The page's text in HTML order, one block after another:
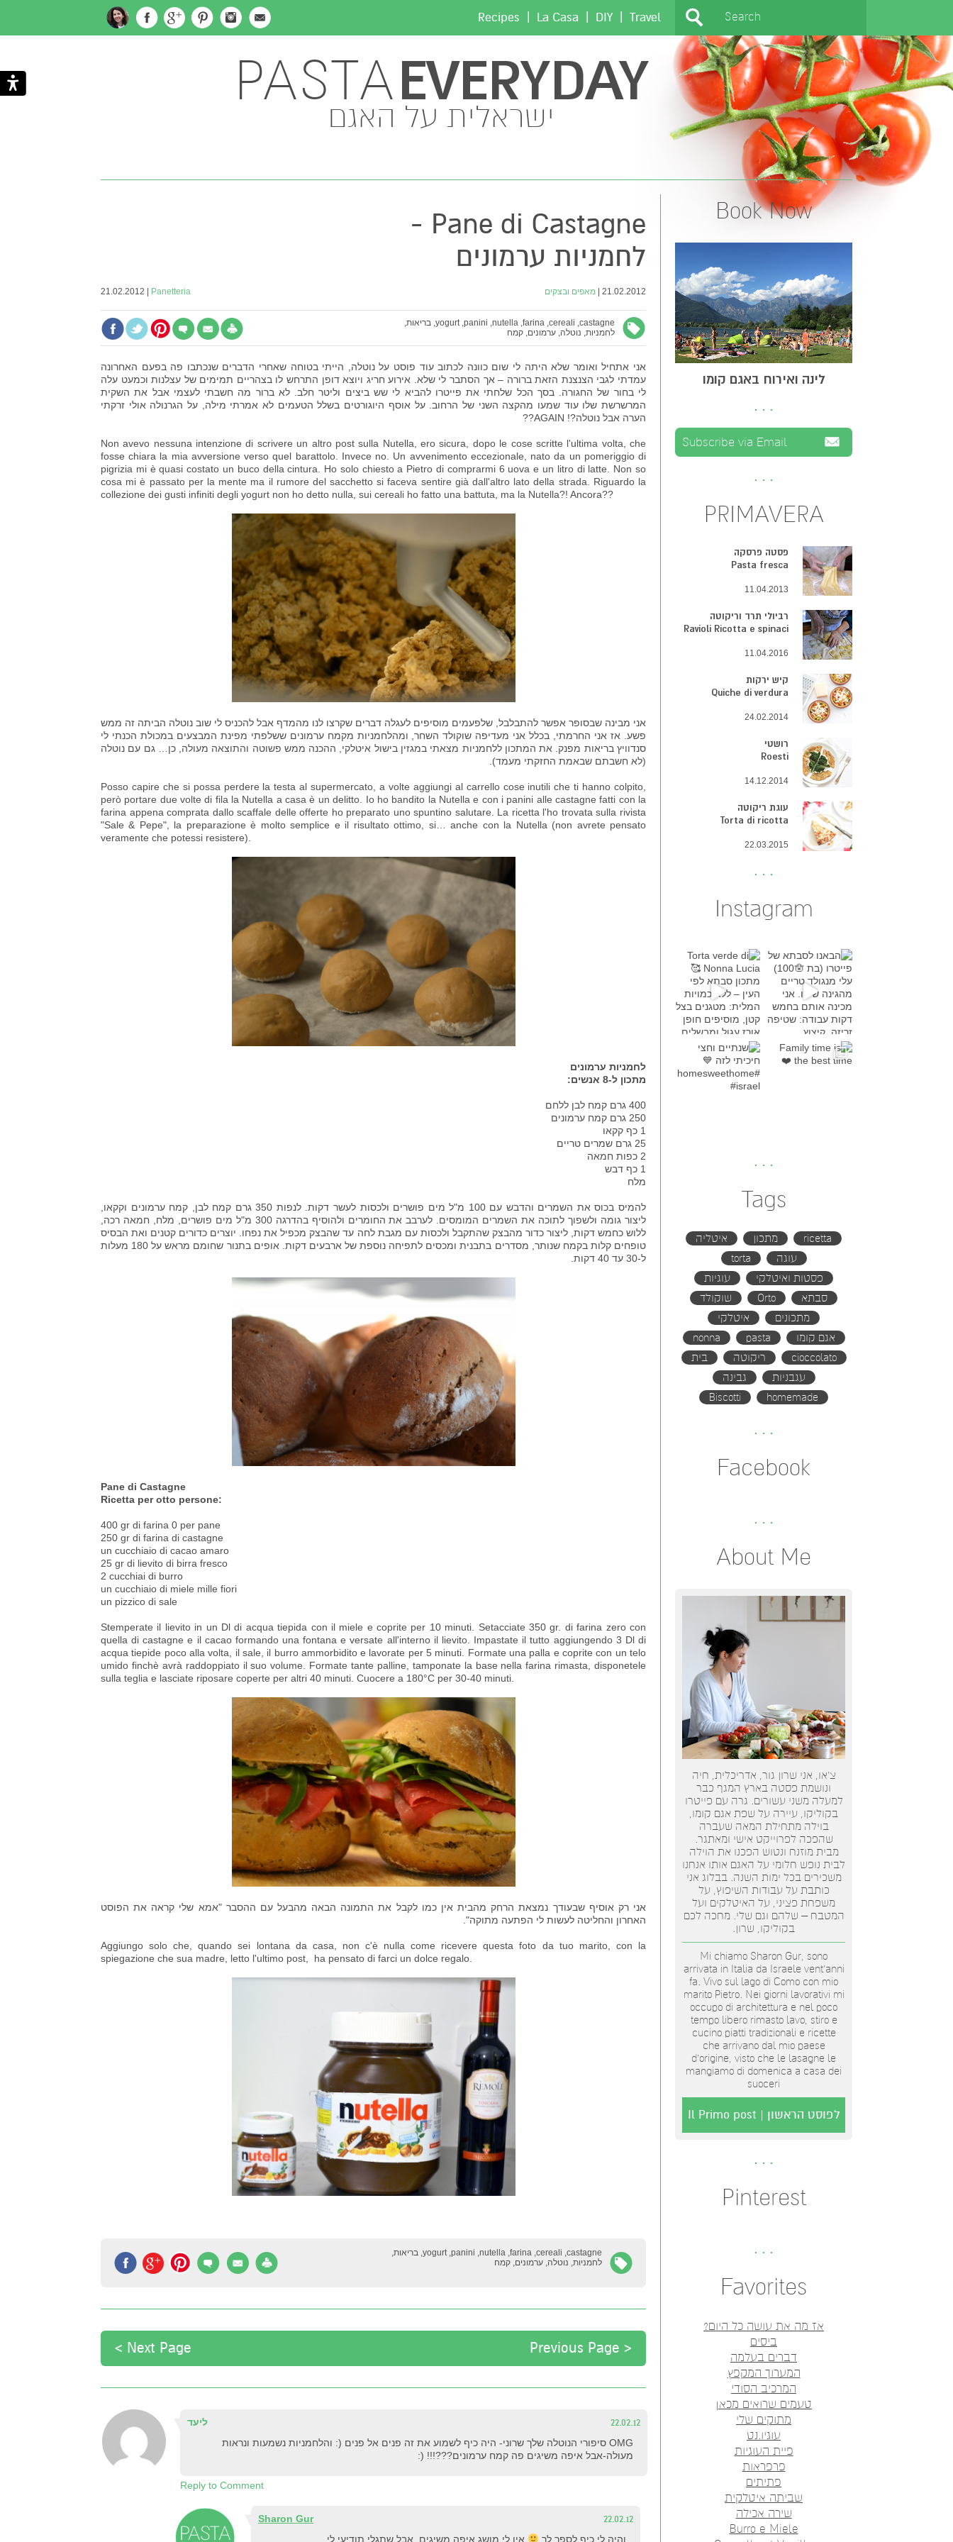
Travel
|
DIY
|
La Casa
|
Recipes
EVERYDAY
PASTA
ישראלית על האגם
Book Now
לינה ואירוח באגם קומו
PRIMAVERA
פסטה פרסקה
Pasta fresca
11.04.2013
רביולי תרד וריקוטה
Ravioli Ricotta e spinaci
11.04.2016
קיש ירקות
Quiche di verdura
24.02.2014
רושטי
Roesti
14.12.2014
עוגת ריקוטה
Torta di ricotta
22.03.2015
Instagram
Torta verde di Nonna Lucia מתכון סבת
שנתיים וחצי חיכיתי לזה
Tags
ricetta מתכון
איטליה
עוגה
torta
פסטות ואיטלקי
עוגיות
סבתא
Orto
שוקולד
מתכונים
איטלקי
אגם קומו
pasta
nonna
cioccolato
ריקוטה
בית
עגבניות
גבינה
homemade
Biscotti
Facebook
About Me
צ’או, אני שרון גור, אדריכלית, חיה
ונושמת פסטה בארץ המגף כבר
למעלה משני עשורים. גרה עם פייטרו
בקוליקו, עיירה על שפת אגם קומו,
בוילה מתחילת המאה שעברה
שהפכה לפרוייקט אישי ומאתגר.
מבית מוזנח ונטוש הפכנו את הוילה
לבית נופש חלומי על האגם אותו אנחנו
משכירים בכל ימות השנה. בבלוג אני
כותבת על עבודות השיפוץ, על
משפחת פציני, על האיטלקים ועל
המטבח – שלהם וגם שלי. מחכה לכם
בקוליקו, שרון.
Mi chiamo Sharon Gur, sono
arrivata in Italia da Israele vent'anni
fa. Vivo sul lago di Como con mio
marito Pietro. Nei giorni lavorativi mi
occupo di architettura e nel poco
tempo libero rimasto lavo, stiro e
cucino piatti tradizionali e ricette
che arrivano dal mio paese
d’origine, visto che le lasagne le
mangiamo di domenica a casa dei
suoceri
לפוסט הראשון | Il Primo post
Pinterest
Favorites
אז מה את עושה כל היום?
ביסים
דברים בעלמה
המערוך המקפץ
המרכיב הסודי
טעמים שרואים מכאן
מתוקים שלי
עוגיו.נט
פיית העוגיות
פרפראות
פתיתים
שביתה איטלקית
שירה אכילה
Burro e Miele
Pane di Castagne -
לחמניות ערמונים
21.02.2012 | מאפים ובצקים Panetteria
castagne,
cereali,
farina,
nutella,
panini,
yogurt, בריאות,
לחמניות, נוטלה, ערמונים, קמח
אני אתחיל ואומר שלא היתה לי שום כוונה לכתוב עוד פוסט על נוטלה, הייתי בטוחה שאחרי הדברים שנכתבו פה בפעם האחרונה
עמדתי לגבי הצנצנת הזאת ברורה – אך הסתבר לי שלא. אירוע חריג ויוצא דופן התרחש לו בצהריים תמימים של עצלנות וכמעט עלה
לי בחור של החגורה. בסך הכל שלחתי את פייטרו להביא לי שש ביצים וליטר חלב. לא ברור מה חשבתי לעצמי אבל את השקית
המרשרשת שלו עוד שמעו מהקצה השני של הרחוב. על אוסף היוגורטים בשלל הטעמים לא אמרתי מילה, על הגרנולה אולי זרקתי
הערה אבל נוטלה?! AGAIN??
Non avevo nessuna intenzione di scrivere un altro post sulla Nutella, ero sicura, dopo le cose scritte l'ultima volta, che
fosse chiara la mia avversione verso quel barattolo. Invece no. Un avvenimento eccezionale, nato da un pomeriggio di
pigrizia mi è quasi costato un buco della cintura. Ho solo chiesto a Pietro di comprarmi 6 uova e un litro di latte. Non so
cosa mi è passato per la mente ma il rumore del sacchetto si faceva sentire già dall'altro lato della strada. Riguardo la
collezione dei gusti infiniti degli yogurt non ho detto nulla, sui cereali ho fatto una battuta, ma la Nutella?! Ancora??
אני מבינה שבסופר אפשר להתבלבל, שלפעמים מוסיפים לעגלה דברים שקרצו לנו מהמדף אבל להכניס לי שוב נוטלה הביתה זה ממש
פשע. אז אני החרמתי, בכלל אני מעדיפה שוקולד השחר, ומהלחמניות מקמח ערמונים ששלפתי מפינת המבצעים במכולת הכנתי לי
סנדוויץ בריאות מפנק. את המתכון ללחמניות מצאתי במגזין בישול איטלקי, ההכנה ממש פשוטה והתוצאה מעולה, כן… גם עם נוטלה
(לא חשבתם שבאמת החזקתי מעמד).
Posso capire che si possa perdere la testa al supermercato, a volte aggiungi al carrello cose inutili che ti hanno colpito,
però portare due volte di fila la Nutella a casa è un delitto. Io ho bandito la Nutella e con i panini alle castagne fatti con la
farina appena comprata dallo scaffale delle offerte ho preparato uno spuntino salutare. La ricetta l'ho trovata sulla rivista
"Sale & Pepe", la preparazione è molto semplice e il risultato ottimo, si… anche con la Nutella (non avrete pensato
veramente che potessi resistere).
לחמניות ערמונים
מתכון ל-8 אנשים:
400 גרם קמח לבן ללחם
250 גרם קמח ערמונים
1 כף קקאו
25 גרם שמרים טריים
2 כפות חמאה
1 כף דבש
מלח
להמיס בכוס את השמרים והדבש עם 100 מ"ל מים פושרים ולכסות לעשר דקות. לנפות 350 גרם קמח לבן, קמח ערמונים וקקאו,
ליצור גומה ולשפוך לתוכה את השמרים המומסים. לערבב את החומרים ולהוסיף בהדרגה 300 מ"ל מים פושרים, מלח, חמאה רכה,
ללוש כחמש דקות, ליצור כדור מהבצק שהתקבל ולכסות עם מגבת לחה עד שהבצק מכפיל את נפחו. יוצרים כדורים קטנים ואת הבסיס
טופחים קלות בקמח שנותר, מסדרים בתבנית ומכסים לתפיחה נוספת של ארבעים דקות. אופים בתנור שחומם מראש על 180 מעלות
ל-30 עד 40 דקות.
Pane di Castagne
Ricetta per otto persone:
400 gr di farina 0 per pane
250 gr di farina di castagne
un cucchiaio di cacao amaro
25 gr di lievito di birra fresco
2 cucchiai di burro
un cucchiaio di miele mille fiori
un pizzico di sale
Stemperate il lievito in un Dl di acqua tiepida con il miele e coprite per 10 minuti. Setacciate 350 gr. di farina zero con
quella di castagne e il cacao formando una fontana e versate all'interno il lievito. Impastate il tutto aggiungendo 3 Dl di
acqua tiepide poco alla volta, il sale, il burro ammorbidito e lavorate per 5 minuti. Formate una palla e coprite con un telo
umido finchè avrà raddoppiato il suo volume. Formate tante palline, tamponate la base nella farina rimasta, disponetele
sulla teglia e lasciate riposare coperte per altri 40 minuti. Cuocere a 180°C per 30-40 minuti.
אני רק אוסיף שבעודך נמצאת הרחק מהבית אין כמו לקבל את התמונה הבאה מהבעל עם ההסבר "אמא שלי קראה את הפוסט
האחרון והחליטה לעשות לי הפתעה מתוקה".
Aggiungo solo che, quando sei lontana da casa, non c'è nulla come ricevere questa foto da tuo marito, con la
spiegazione che sua madre, letto l'ultimo post, ha pensato di farci un dolce regalo.
castagne,
cereali,
farina,
nutella,
panini,
yogurt, בריאות,
לחמניות, נוטלה, ערמונים, קמח
Next Page > < Previous Page
ליעד 22.02.12
OMG סיפורי הנוטלה שלך שרוני- היה כיף לשמוע את זה פנים אל פנים (: והלחמניות נשמעות ונראות
מעולה-אבל איפה משיגים פה קמח ערמונים???!!! (:
Reply to Comment
Sharon Gur 22.02.12
והיה לי כיף לספר לך אין לי מושג איפה משיגים, אבל שתגלי תודיעי לי..